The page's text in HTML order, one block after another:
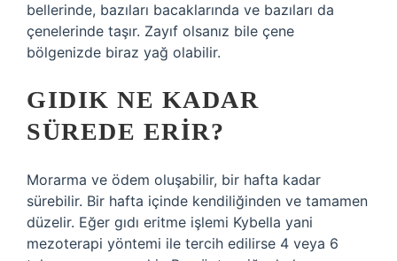
bellerinde, bazıları bacaklarında ve bazıları da
çenelerinde taşır. Zayıf olsanız bile çene
bölgenizde biraz yağ olabilir.
GIDIK NE KADAR
SÜREDE ERIR?
Morarma ve ödem oluşabilir, bir hafta kadar
sürebilir. Bir hafta içinde kendiliğinden ve tamamen
düzelir. Eğer gıdı eritme işlemi Kybella yani
mezoterapi yöntemi ile tercih edilirse 4 veya 6